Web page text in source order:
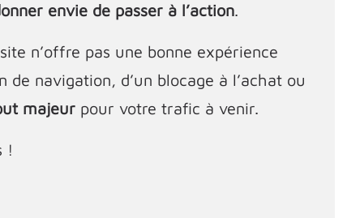
envie de passer à l’action.
n’offre pas une bonne expérience
navigation, d’un blocage à l’achat ou
majeur pour votre trafic à venir.
!